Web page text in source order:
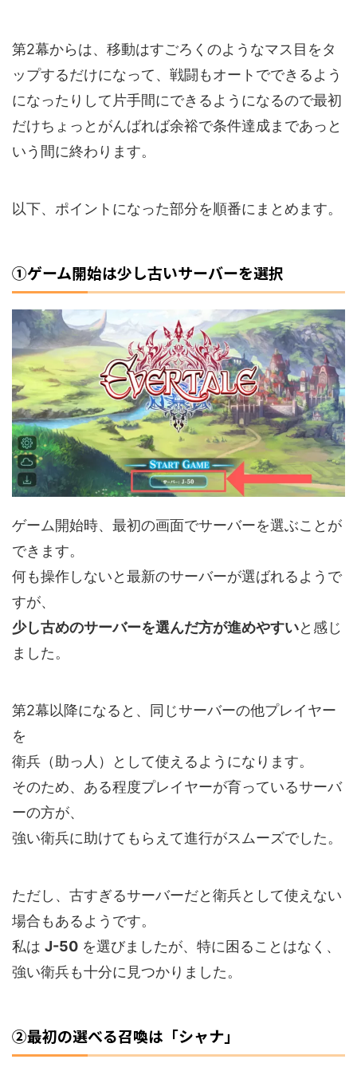
第2幕からは、移動はすごろくのようなマス目をタ
ップするだけになって、戦闘もオートでできるよう
になったりして片手間にできるようになるので最初
だけちょっとがんばれば余裕で条件達成まであっと
いう間に終わります。
以下、ポイントになった部分を順番にまとめます。
①ゲーム開始は少し古いサーバーを選択
ゲーム開始時、最初の画面でサーバーを選ぶことが
できます。
何も操作しないと最新のサーバーが選ばれるようで
すが、
少し古めのサーバーを選んだ方が進めやすいと感じ
ました。
第2幕以降になると、同じサーバーの他プレイヤー
を
衛兵（助っ人）として使えるようになります。
そのため、ある程度プレイヤーが育っているサーバ
ーの方が、
強い衛兵に助けてもらえて進行がスムーズでした。
ただし、古すぎるサーバーだと衛兵として使えない
場合もあるようです。
私は J-50 を選びましたが、特に困ることはなく、
強い衛兵も十分に見つかりました。
②最初の選べる召喚は「シャナ」